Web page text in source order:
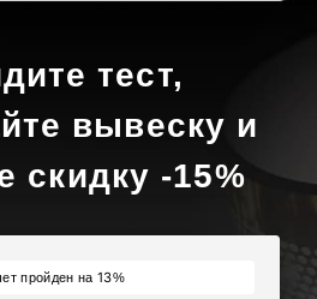
тест,
вывеску и
скидку -15%
пройден на 13%